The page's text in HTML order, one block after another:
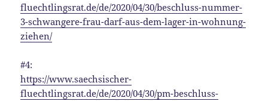
fluechtlingsrat.de/de/2020/04/30/beschluss-nummer-
3-schwangere-frau-darf-aus-dem-lager-in-wohnung-
ziehen/
#4:
https://www.saechsischer-
fluechtlingsrat.de/de/2020/04/30/pm-beschluss-